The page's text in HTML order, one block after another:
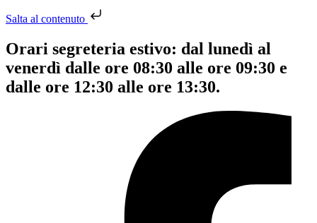
Salta al contenuto
Orari segreteria estivo: dal lunedì al
venerdì dalle ore 08:30 alle ore 09:30 e
dalle ore 12:30 alle ore 13:30.